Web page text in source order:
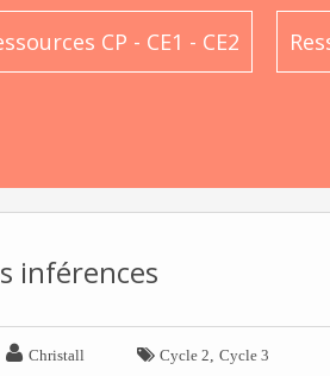
CP - CE1 - CE2
inférences
 Christall  Cycle 2 Cycle 3